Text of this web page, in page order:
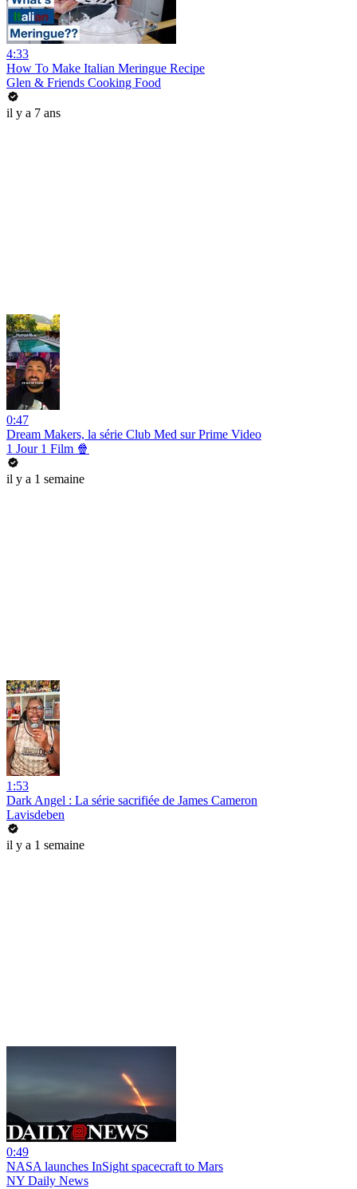
4:33
How To Make Italian Meringue Recipe
Glen & Friends Cooking Food
il y a 7 ans
0:47
Dream Makers, la série Club Med sur Prime Video
1 Jour 1 Film 🍿
il y a 1 semaine
1:53
Dark Angel : La série sacrifiée de James Cameron
Lavisdeben
il y a 1 semaine
0:49
NASA launches InSight spacecraft to Mars
NY Daily News